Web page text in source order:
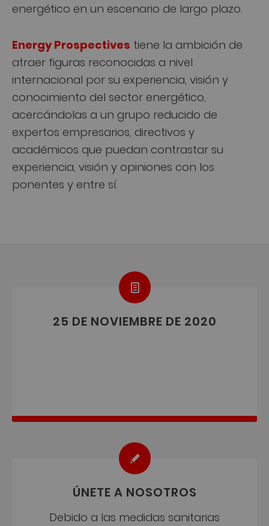
energético en un escenario de largo plazo.
Energy Prospectives tiene la ambición de
atraer figuras reconocidas a nivel
internacional por su experiencia, visión y
conocimiento del sector energético,
acercándolas a un grupo reducido de
expertos empresarios, directivos y
académicos que puedan contrastar su
experiencia, visión y opiniones con los
ponentes y entre sí.
25 DE NOVIEMBRE DE 2020
ÚNETE A NOSOTROS
Debido a las medidas sanitarias